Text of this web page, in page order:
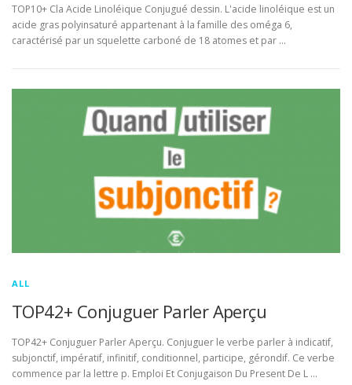
TOP10+ Cla Acide Linoléique Conjugué dessin. L'acide linoléique est un
acide gras polyinsaturé appartenant à la famille des oméga 6,
caractérisé par un squelette carboné de 18 atomes et par …
ALL
TOP42+ Conjuguer Parler Aperçu
TOP42+ Conjuguer Parler Aperçu. Conjuguer le verbe parler à indicatif,
subjonctif, impératif, infinitif, conditionnel, participe, gérondif. Ce verbe
commence par la lettre p. Emploi Et Conjugaison Du Present De L …